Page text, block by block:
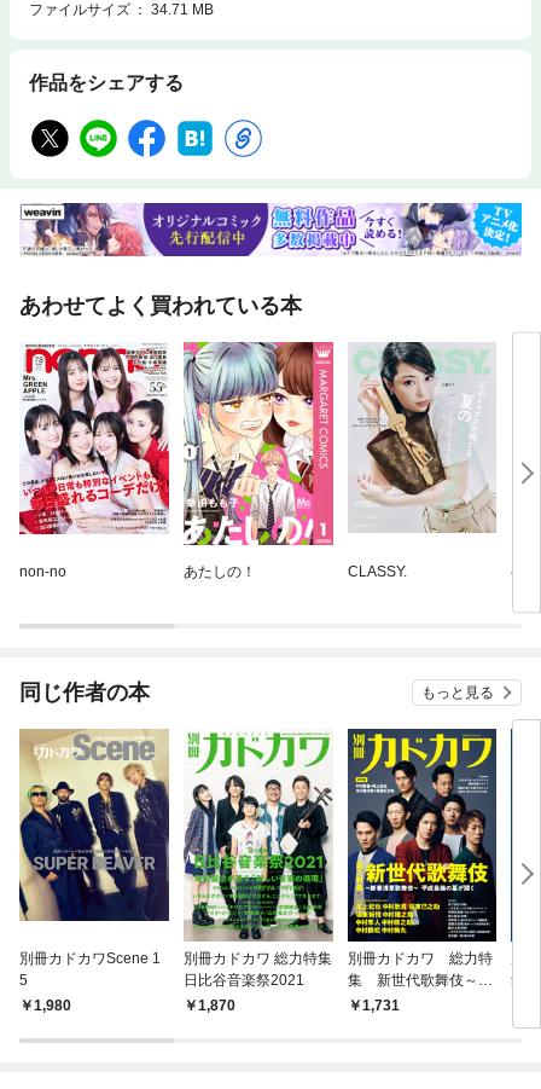
応募できない懸賞があります。
ファイルサイズ
34.71 MB
作品をシェアする
あわせてよく買われている本
non-no あたしの！ CLASSY. ベ
同じ作者の本 もっと見る
別冊カドカワScene 1
5
1,980
別冊カドカワ 総力特集
日比谷音楽祭2021
1,870
別冊カドカワ 総力特
集 新世代歌舞伎～新
春浅草歌舞伎～
1,731
集